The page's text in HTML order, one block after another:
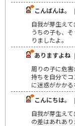
こんばんは。
自我が芽生えて
うちの子も、
りましたよ。
ありますよね
周りの子に危
持ちを自分で
に迷惑がかか
こんにちは。
自我が芽生え
の差はあれあり